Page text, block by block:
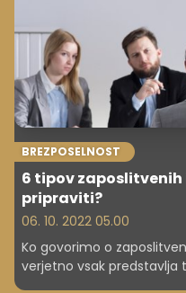
Preverite, kakšne tipe
takšnega, s katerim
je že malenkost dovolj,
iskalcev zaposlitve.
BREZPOSELNOST
6 tipov
pripraviti?
06. 10. 2022 05.00
Ko govorimo o
verjetno vsak predstavlja